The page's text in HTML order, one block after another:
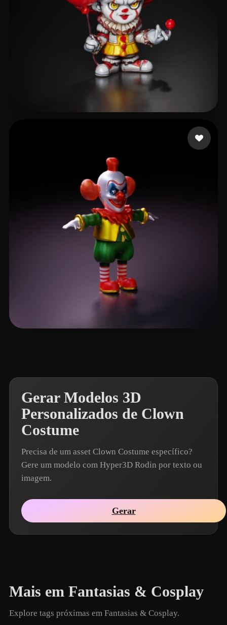
Gerar Modelos 3D
Personalizados de Clown
Costume
Precisa de um asset Clown Costume específico?
Gere um modelo com Hyper3D Rodin por texto ou
imagem.
Gerar
Mais em Fantasias & Cosplay
Explore tags próximas em Fantasias & Cosplay.